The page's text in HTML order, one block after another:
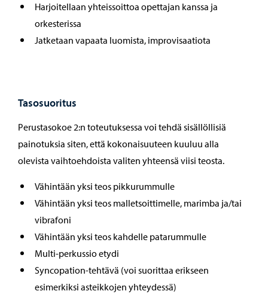
Harjoitellaan yhteissoittoa opettajan kanssa ja
orkesterissa
Jatketaan vapaata luomista, improvisaatiota
Tasosuoritus
Perustasokoe 2:n toteutuksessa voi tehdä sisällöllisiä
painotuksia siten, että kokonaisuuteen kuuluu alla
olevista vaihtoehdoista valiten yhteensä viisi teosta.
Vähintään yksi teos pikkurummulle
Vähintään yksi teos malletsoittimelle, marimba ja/tai
vibrafoni
Vähintään yksi teos kahdelle patarummulle
Multi-perkussio etydi
Syncopation-tehtävä (voi suorittaa erikseen
esimerkiksi asteikkojen yhteydessä)